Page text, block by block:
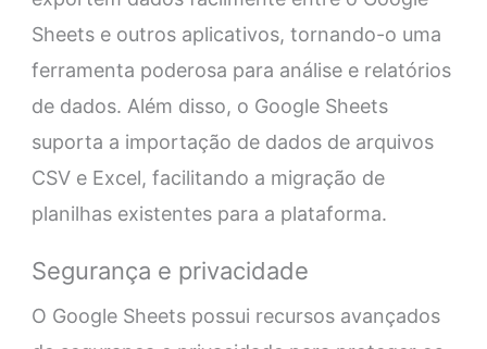
Sheets e outros aplicativos, tornando-o uma
ferramenta poderosa para análise e relatórios
de dados. Além disso, o Google Sheets
suporta a importação de dados de arquivos
CSV e Excel, facilitando a migração de
planilhas existentes para a plataforma.
Segurança e privacidade
O Google Sheets possui recursos avançados